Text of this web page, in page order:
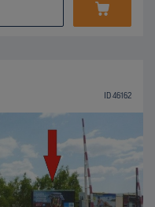
ID 46162